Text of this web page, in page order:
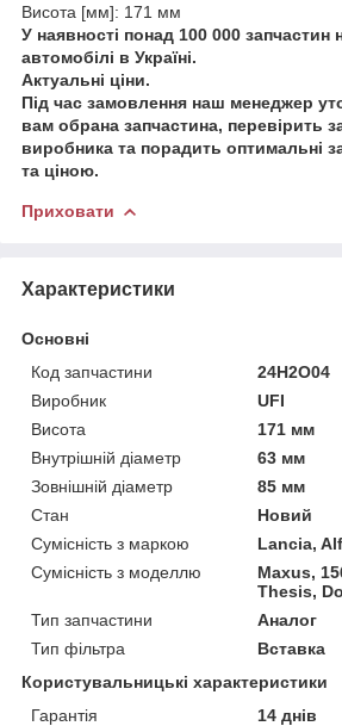
Висота [мм]: 171 мм
У наявності понад 100 000 запчастин
автомобілі в Україні.
Актуальні ціни.
Під час замовлення наш менеджер
вам обрана запчастина, перевірить
виробника та порадить оптимальні
та ціною.
Приховати
Характеристики
Основні
Код запчастини
24H2O04
Виробник
UFI
Висота
171 мм
Внутрішній діаметр
63 мм
Зовнішній діаметр
85 мм
Стан
Новий
Сумісність з маркою
Lancia,
Сумісність з моделлю
Maxus,
Thesis,
Тип запчастини
Аналог
Тип фільтра
Вставка
Користувальницькі характеристики
Гарантія
14 днів